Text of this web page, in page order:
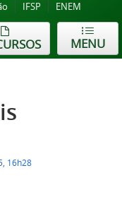
IFSP ENEM
MENU
16h28